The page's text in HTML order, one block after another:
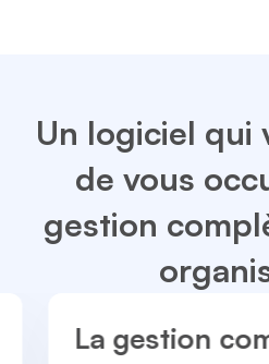
Un logiciel qui
de vous
gestion
La gestion